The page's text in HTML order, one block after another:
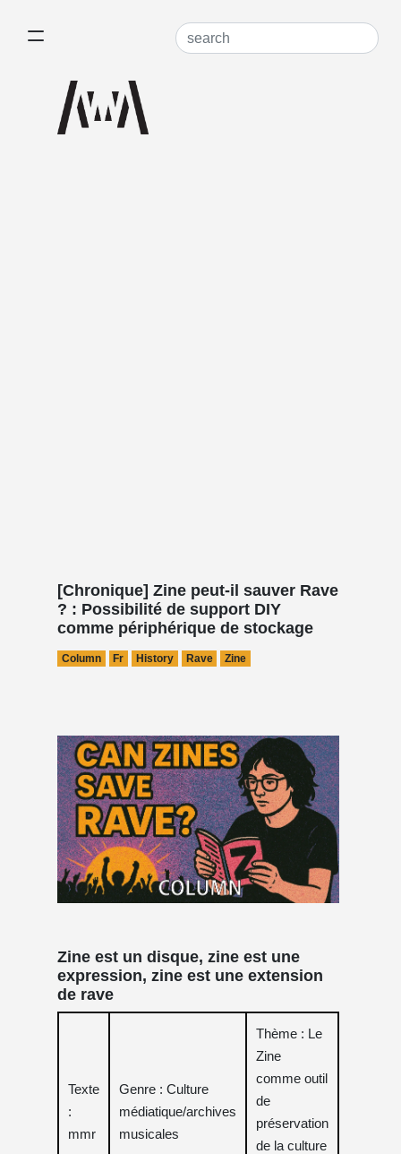
[Chronique] Zine peut-il sauver Rave
? : Possibilité de support DIY
comme périphérique de stockage
Column Fr History Rave Zine
Zine est un disque, zine est une
expression, zine est une extension
de rave
Texte
:
mmr
Genre : Culture
médiatique/archives
musicales
Thème : Le
Zine
comme outil
de
préservation
de la culture